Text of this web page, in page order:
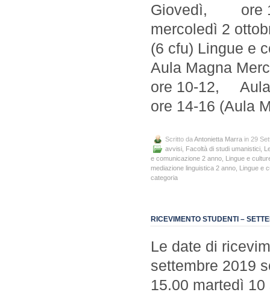
Giovedì, ore
mercoledì 2
(6 cfu) Lingue
Aula Magna
ore 10-12, Aula
ore 14-16 (Aula
Scritto daAntonietta Marra in 29
avvisi Facoltà di studi umanistici
e comunicazione 2 anno Lingue e
mediazione linguistica 2 anno Lingue e
categoria
RICEVIMENTO STUDENTI –
Le date di
settembre 2019
15.00 martedì